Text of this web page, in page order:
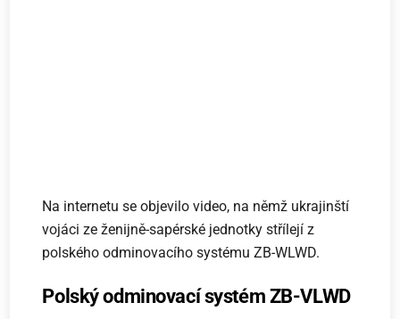
Na internetu se objevilo video, na němž ukrajinští
vojáci ze ženijně-sapérské jednotky střílejí z
polského odminovacího systému ZB-WLWD.
Polský odminovací systém ZB-VLWD